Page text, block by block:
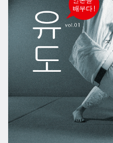
코우신에츠
호쿠리쿠
토카이
칸사이
교토・나라
츄고쿠